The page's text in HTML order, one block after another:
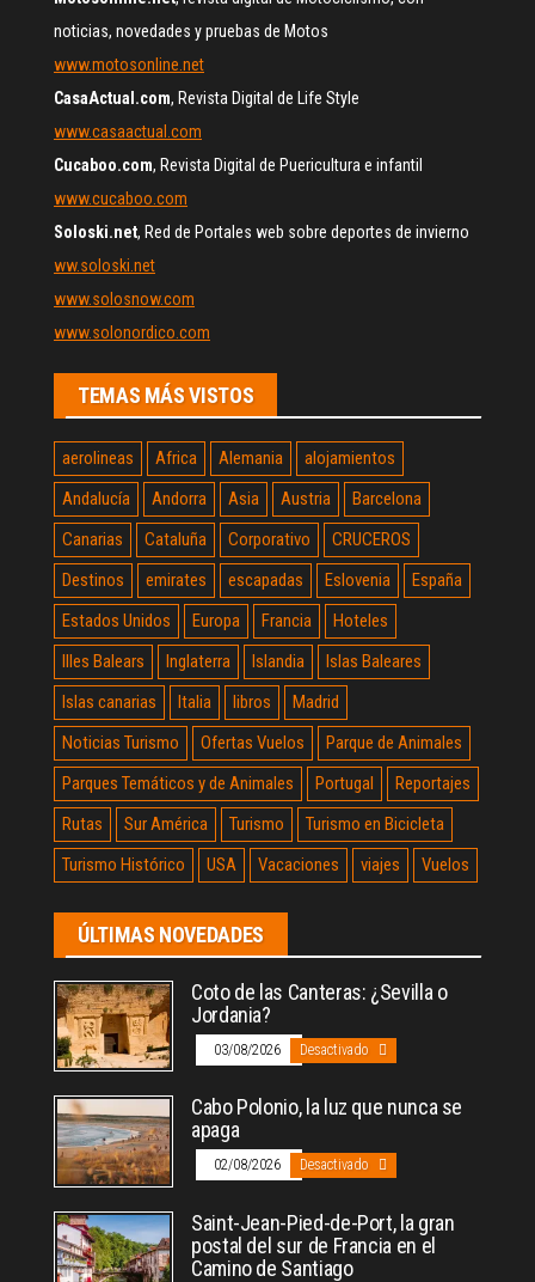
noticias, novedades y pruebas de Motos
www.motosonline.net
CasaActual.com, Revista Digital de Life Style
www.casaactual.com
Cucaboo.com, Revista Digital de Puericultura e infantil
www.cucaboo.com
Soloski.net, Red de Portales web sobre deportes de invierno
ww.soloski.net
www.solosnow.com
www.solonordico.com
TEMAS MÁS VISTOS
aerolineas Africa Alemania
alojamientos
Andalucía
Andorra Asia Austria
Barcelona
Canarias
Cataluña Corporativo
CRUCEROS
Destinos
emirates escapadas Eslovenia
España
Estados Unidos
Europa Francia
Hoteles
Illes Balears
Inglaterra Islandia
Islas Baleares
Islas canarias
Italia libros
Madrid
Noticias Turismo
Ofertas Vuelos
Parque de Animales
Parques Temáticos y de Animales
Portugal
Reportajes
Rutas
Sur América Turismo
Turismo en Bicicleta
Turismo Histórico
USA Vacaciones viajes Vuelos
ÚLTIMAS NOVEDADES
Coto de las Canteras: ¿Sevilla o
Jordania?
03/08/2026 Desactivado
Cabo Polonio, la luz que nunca se
apaga
02/08/2026 Desactivado
Saint-Jean-Pied-de-Port, la gran
postal del sur de Francia en el
Camino de Santiago